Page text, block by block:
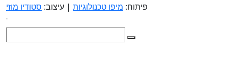
פיתוח: מיפו טכנולוגיות | עיצוב: סטודיו מוזי
.